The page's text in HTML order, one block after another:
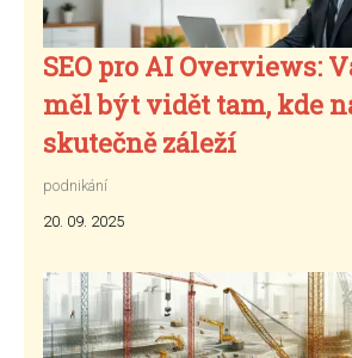
SEO pro AI Overviews:
měl být vidět tam, kde
skutečně záleží
podnikání
20. 09. 2025